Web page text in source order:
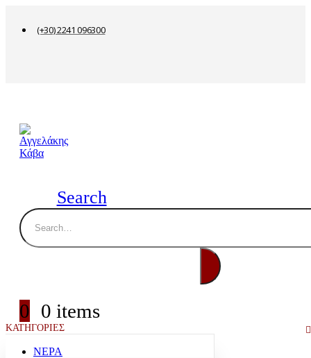
(+30) 2241 096300
Search
0 0 items
ΚΑΤΗΓΟΡΙΕΣ
ΝΕΡΑ